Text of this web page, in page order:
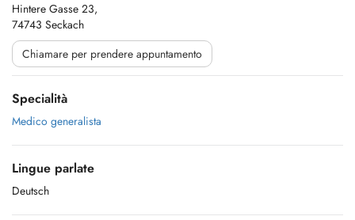
Hintere Gasse 23,
74743 Seckach
Chiamare per prendere appuntamento
Specialità
Medico generalista
Lingue parlate
Deutsch